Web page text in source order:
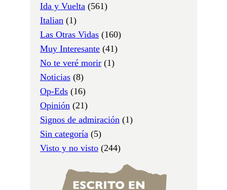
Ida y Vuelta (561)
Italian (1)
Las Otras Vidas (160)
Muy Interesante (41)
No te veré morir (1)
Noticias (8)
Op-Eds (16)
Opinión (21)
Signos de admiración (1)
Sin categoría (5)
Visto y no visto (244)